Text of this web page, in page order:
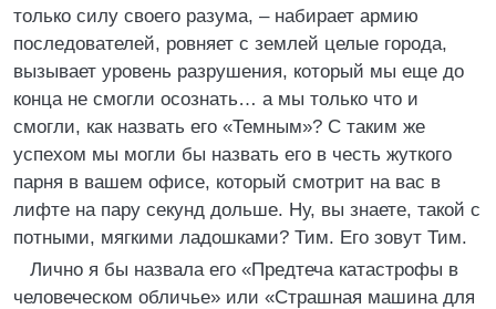
только силу своего разума, – набирает армию
последователей, ровняет с землей целые города,
вызывает уровень разрушения, который мы еще до
конца не смогли осознать… а мы только что и
смогли, как назвать его «Темным»? С таким же
успехом мы могли бы назвать его в честь жуткого
парня в вашем офисе, который смотрит на вас в
лифте на пару секунд дольше. Ну, вы знаете, такой с
потными, мягкими ладошками? Тим. Его зовут Тим.
Лично я бы назвала его «Предтеча катастрофы в
человеческом обличье» или «Страшная машина для